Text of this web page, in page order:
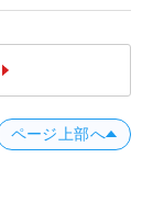
ページ上部へ